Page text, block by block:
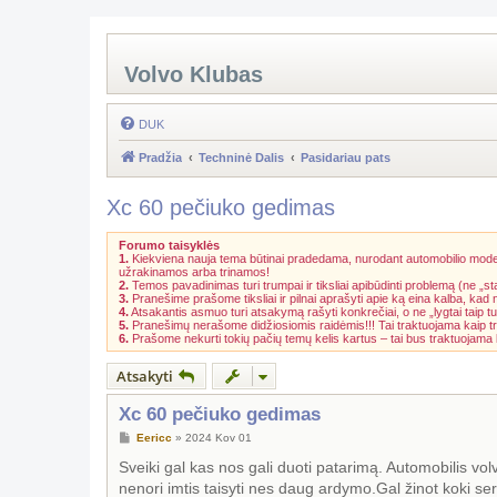
Volvo Klubas
DUK
Pradžia Techninė Dalis Pasidariau pats
Xc 60 pečiuko gedimas
Forumo taisyklės
1. Kiekviena nauja tema būtinai pradedama, nurodant automobilio
užrakinamos arba trinamos!
2. Temos pavadinimas turi trumpai ir tiksliai apibūdinti problemą (ne
3. Pranešime prašome tiksliai ir pilnai aprašyti apie ką eina kalba,
4.Atsakantis asmuo turi atsakymą rašyti konkrečiai, o ne „lygtai taip
5. Pranešimų nerašome didžiosiomis raidėmis!!! Tai traktuojama kaip
6. Prašome nekurti tokių pačių temų kelis kartus – tai bus
Atsakyti
Xc 60 pečiuko gedimas
S
a
n
d
Eericc » 2024 Kov 01
Sveiki gal kas nos gali duoti patarimą. Automobilis
nenori imtis taisyti nes daug ardymo.Gal žinot koki